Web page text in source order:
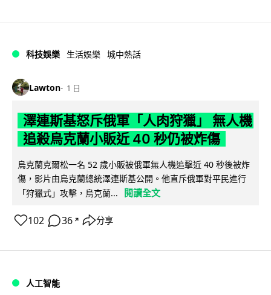
科技娛樂 生活娛樂 城中熱話
Lawton 1 日
澤連斯基怒斥俄軍「人肉狩獵」 無人機
追殺烏克蘭小販近 40 秒仍被炸傷
烏克蘭克爾松一名 52 歲小販被俄軍無人機追擊近 40 秒後被炸
傷，影片由烏克蘭總統澤連斯基公開。他直斥俄軍對平民進行
「狩獵式」攻擊，烏克蘭...
閱讀全文
102 36 ↗ 分享
人工智能